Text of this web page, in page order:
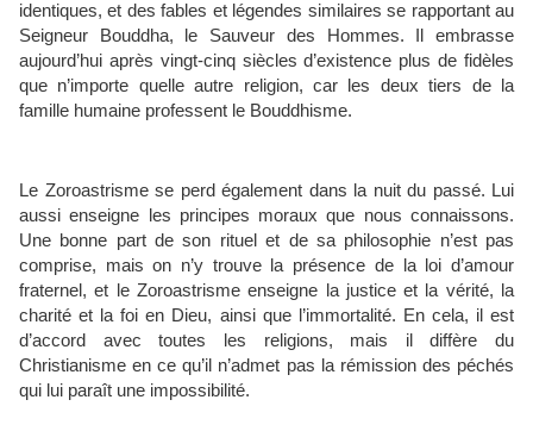
identiques, et des fables et légendes similaires se rapportant au
Seigneur Bouddha, le Sauveur des Hommes. Il embrasse
aujourd’hui après vingt-cinq siècles d’existence plus de fidèles
que n’importe quelle autre religion, car les deux tiers de la
famille humaine professent le Bouddhisme.
Le Zoroastrisme se perd également dans la nuit du passé. Lui
aussi enseigne les principes moraux que nous connaissons.
Une bonne part de son rituel et de sa philosophie n’est pas
comprise, mais on n’y trouve la présence de la loi d’amour
fraternel, et le Zoroastrisme enseigne la justice et la vérité, la
charité et la foi en Dieu, ainsi que l’immortalité. En cela, il est
d’accord avec toutes les religions, mais il diffère du
Christianisme en ce qu’il n’admet pas la rémission des péchés
qui lui paraît une impossibilité.